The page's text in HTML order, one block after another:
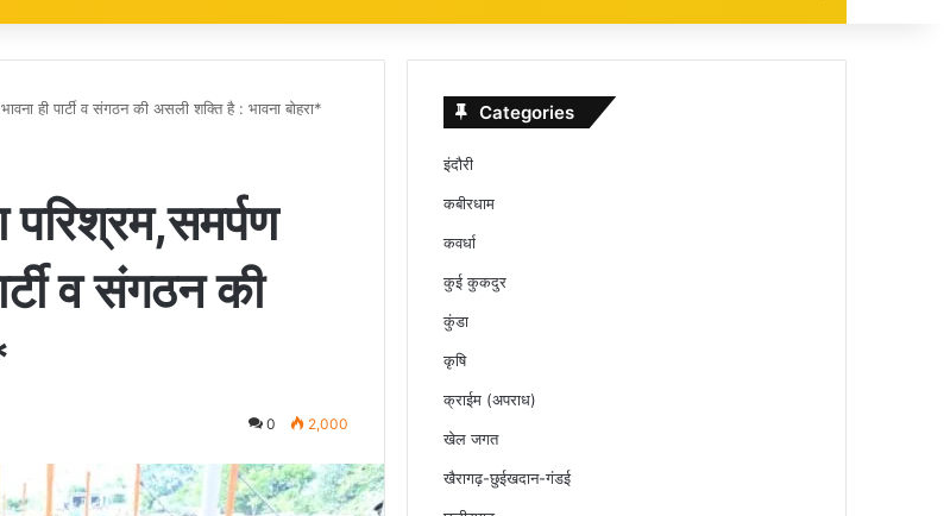
ही पार्टी व संगठन की असली शक्ति है : भावना बोहरा*
परिश्रम,समर्पण
व संगठन की
0 2,000
Categories
इंदौरी
कबीरधाम
कवर्धा
कुई कुकदुर
कुंडा
कृषि
क्राईम (अपराध)
खेल जगत
खैरागढ़-छुईखदान-गंडई